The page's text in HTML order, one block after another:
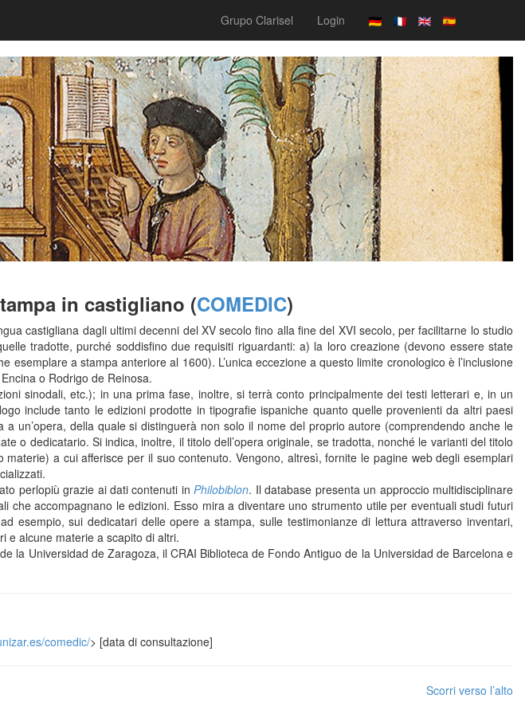
Grupo Clarisel Login
in castigliano (COMEDIC)
castigliana dagli ultimi decenni del XV secolo fino alla fine del XVI secolo, per facilitarne lo studio
tradotte, purché soddisfino due requisiti riguardanti: a) la loro creazione (devono essere state
a stampa anteriore al 1600). L’unica eccezione a questo limite cronologico è l’inclusione
o Rodrigo de Reinosa.
sinodali, etc.); in una prima fase, inoltre, si terrà conto principalmente dei testi letterari e, in un
include tanto le edizioni prodotte in tipografie ispaniche quanto quelle provenienti da altri paesi
un’opera, della quale si distinguerà non solo il nome del proprio autore (comprendendo anche le
o dedicatario. Si indica, inoltre, il titolo dell’opera originale, se tradotta, nonché le varianti del titolo
a cui afferisce per il suo contenuto. Vengono, altresì, fornite le pagine web degli esemplari
perlopiù grazie ai dati contenuti inPhilobiblon. Il database presenta un approccio multidisciplinare
accompagnano le edizioni. Esso mira a diventare uno strumento utile per eventuali studi futuri
esempio, sui dedicatari delle opere a stampa, sulle testimonianze di lettura attraverso inventari,
e alcune materie a scapito di altri.
la Universidad de Zaragoza, il CRAI Biblioteca de Fondo Antiguo de la Universidad de Barcelona e
comedic/> [data di consultazione]
Scorri verso l’alto